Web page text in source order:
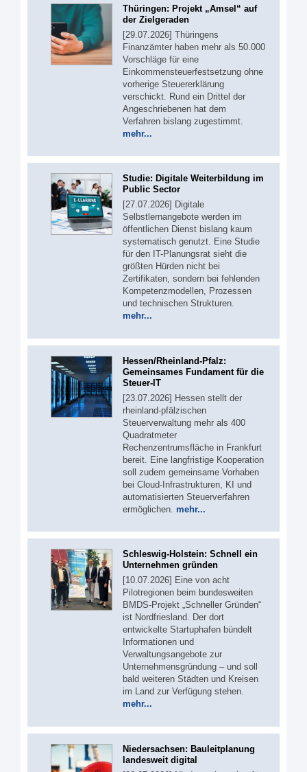
Thüringen: Projekt „Amsel“ auf
der Zielgeraden
[29.07.2026] Thüringens
Finanzämter haben mehr als 50.000
Vorschläge für eine
Einkommensteuerfestsetzung ohne
vorherige Steuererklärung
verschickt. Rund ein Drittel der
Angeschriebenen hat dem
Verfahren bislang zugestimmt.
mehr...
Studie: Digitale Weiterbildung im
Public Sector
[27.07.2026] Digitale
Selbstlernangebote werden im
öffentlichen Dienst bislang kaum
systematisch genutzt. Eine Studie
für den IT-Planungsrat sieht die
größten Hürden nicht bei
Zertifikaten, sondern bei fehlenden
Kompetenzmodellen, Prozessen
und technischen Strukturen.
mehr...
Hessen/Rheinland-Pfalz:
Gemeinsames Fundament für die
Steuer-IT
[23.07.2026] Hessen stellt der
rheinland-pfälzischen
Steuerverwaltung mehr als 400
Quadratmeter
Rechenzentrumsfläche in Frankfurt
bereit. Eine langfristige Kooperation
soll zudem gemeinsame Vorhaben
bei Cloud-Infrastrukturen, KI und
automatisierten Steuerverfahren
ermöglichen. mehr...
Schleswig-Holstein: Schnell ein
Unternehmen gründen
[10.07.2026] Eine von acht
Pilotregionen beim bundesweiten
BMDS-Projekt „Schneller Gründen“
ist Nordfriesland. Der dort
entwickelte Startuphafen bündelt
Informationen und
Verwaltungsangebote zur
Unternehmensgründung – und soll
bald weiteren Städten und Kreisen
im Land zur Verfügung stehen.
mehr...
Niedersachsen: Bauleitplanung
landesweit digital